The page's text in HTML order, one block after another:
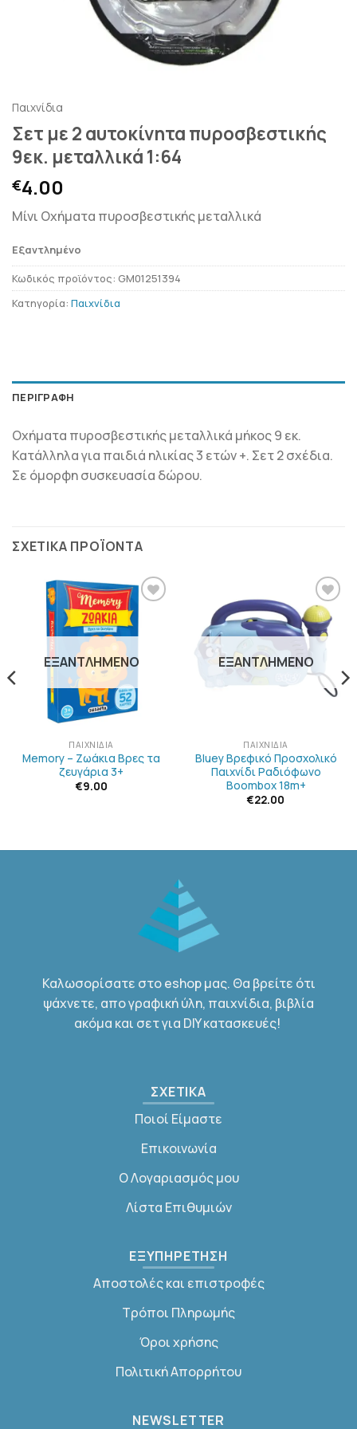
Παιχνίδια
Σετ με 2 αυτοκίνητα πυροσβεστικής
9εκ. μεταλλικά 1:64
€4.00
Μίνι Οχήματα πυροσβεστικής μεταλλικά
Εξαντλημένο
Κωδικός προϊόντος: GM01251394
Κατηγορία: Παιχνίδια
ΠΕΡΙΓΡΑΦΉ
Οχήματα πυροσβεστικής μεταλλικά μήκος 9 εκ.
Κατάλληλα για παιδιά ηλικίας 3 ετών +. Σετ 2 σχέδια.
Σε όμορφη συσκευασία δώρου.
ΣΧΕΤΙΚΆ ΠΡΟΪΌΝΤΑ
ΠΡΟΣΘΉΚΗ
ΣΤΗΝ
ΛΊΣΤΑ
ΕΞΑΝΤΛΗΜΈΝΟ
ΠΑΙΧΝΊΔΙΑ
Memory – Ζωάκια Βρες τα
ζευγάρια 3+
€9.00
ΠΡΟΣΘΉΚΗ
ΣΤΗΝ
ΛΊΣΤΑ
ΕΠΙΘΥΜΙΏΝ
ΕΞΑΝΤΛΗΜΈΝΟ
ΠΑΙΧΝΊΔΙΑ
Bluey Βρεφικό Προσχολικό
Παιχνίδι Ραδιόφωνο
Boombox 18m+
€22.00
Καλωσορίσατε στο eshop μας. Θα βρείτε ότι
ψάχνετε, απο γραφική ύλη, παιχνίδια, βιβλία
ακόμα και σετ για DIY κατασκευές!
ΣΧΕΤΙΚΑ
Ποιοί Είμαστε
Επικοινωνία
Ο Λογαριασμός μου
Λίστα Επιθυμιών
ΕΞΥΠΗΡΕΤΗΣΗ
Αποστολές και επιστροφές
Τρόποι Πληρωμής
Όροι χρήσης
Πολιτική Απορρήτου
NEWSLETTER